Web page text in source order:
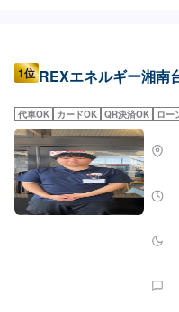
1位 REXエネルギー湘南
代車OK カードOK QR決済OK ロー